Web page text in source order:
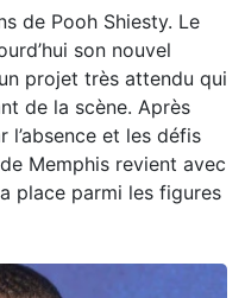
de Pooh Shiesty. Le
son nouvel
projet très attendu qui
de la scène. Après
l’absence et les défis
Memphis revient avec
place parmi les figures